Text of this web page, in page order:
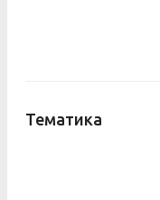
Тематика